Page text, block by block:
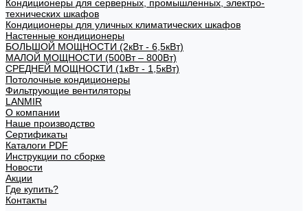
Кондиционеры для серверных, промышленных, электро-
технических шкафов
Кондиционеры для уличных климатических шкафов
Настенные кондиционеры
БОЛЬШОЙ МОЩНОСТИ (2кВт - 6,5кВт)
МАЛОЙ МОЩНОСТИ (500Вт – 800Вт)
СРЕДНЕЙ МОЩНОСТИ (1кВт - 1,5кВт)
Потолочные кондиционеры
Фильтрующие вентиляторы
LANMIR
О компании
Наше производство
Сертификаты
Каталоги PDF
Инструкции по сборке
Новости
Акции
Где купить?
Контакты